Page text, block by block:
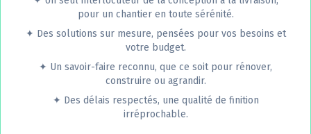
pour un chantier en toute sérénité.
✦ Des solutions sur mesure, pensées pour vos besoins et
votre budget.
✦ Un savoir-faire reconnu, que ce soit pour rénover,
construire ou agrandir.
✦ Des délais respectés, une qualité de finition
irréprochable.